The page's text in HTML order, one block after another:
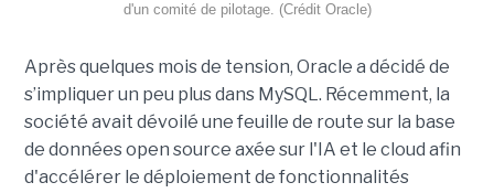
d'un comité de pilotage. (Crédit Oracle)
Après quelques mois de tension, Oracle a décidé de
s’impliquer un peu plus dans MySQL. Récemment, la
société avait dévoilé une feuille de route sur la base
de données open source axée sur l'IA et le cloud afin
d'accélérer le déploiement de fonctionnalités